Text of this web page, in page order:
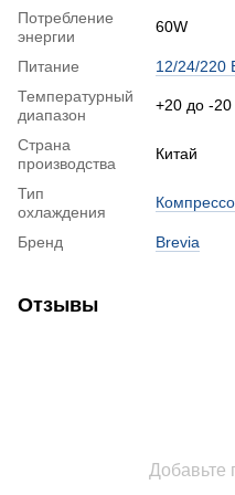
Потребление
энергии
60W
Питание
12/24/220
Температурный
диапазон
+20 до -
Страна
производства
Китай
Тип
охлаждения
Бренд Brevia
Отзывы
Добавьте